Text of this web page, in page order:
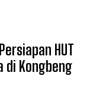
HUT
di Kongbeng